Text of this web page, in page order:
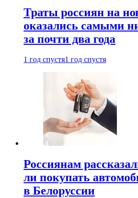
Траты россиян на
оказались самыми
за почти два года
1 год спустя1 год спустя
Россиянам
ли покупать
в Белоруссии